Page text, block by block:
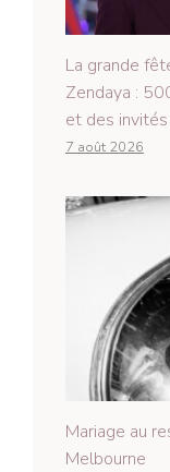
La grande
Zendaya :
et des
7 août 2026
Mariage au
Melbourne